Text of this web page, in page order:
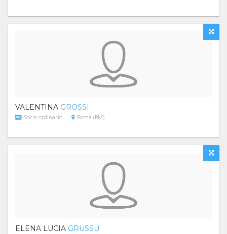
VALENTINA GROSSI
Socio ordinario Roma (RM)
ELENA LUCIA GRUSSU